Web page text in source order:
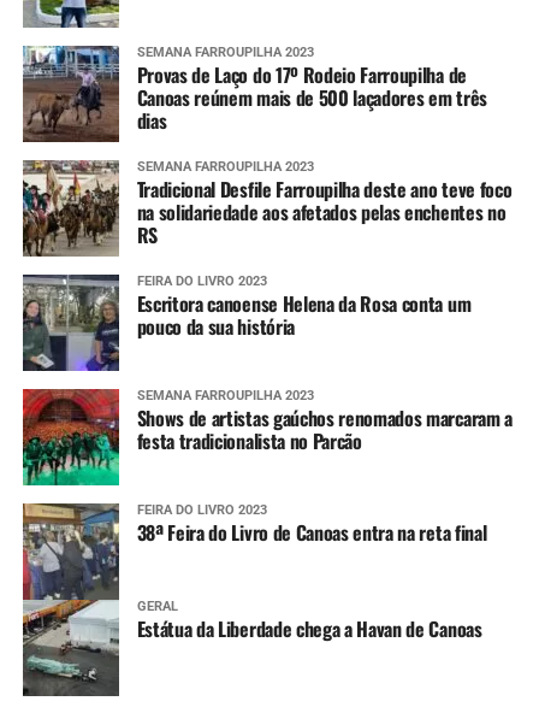
SEMANA FARROUPILHA 2023
Provas de Laço do 17º Rodeio Farroupilha de
Canoas reúnem mais de 500 laçadores em três
dias
SEMANA FARROUPILHA 2023
Tradicional Desfile Farroupilha deste ano teve foco
na solidariedade aos afetados pelas enchentes no
RS
FEIRA DO LIVRO 2023
Escritora canoense Helena da Rosa conta um
pouco da sua história
SEMANA FARROUPILHA 2023
Shows de artistas gaúchos renomados marcaram a
festa tradicionalista no Parcão
FEIRA DO LIVRO 2023
38ª Feira do Livro de Canoas entra na reta final
GERAL
Estátua da Liberdade chega a Havan de Canoas